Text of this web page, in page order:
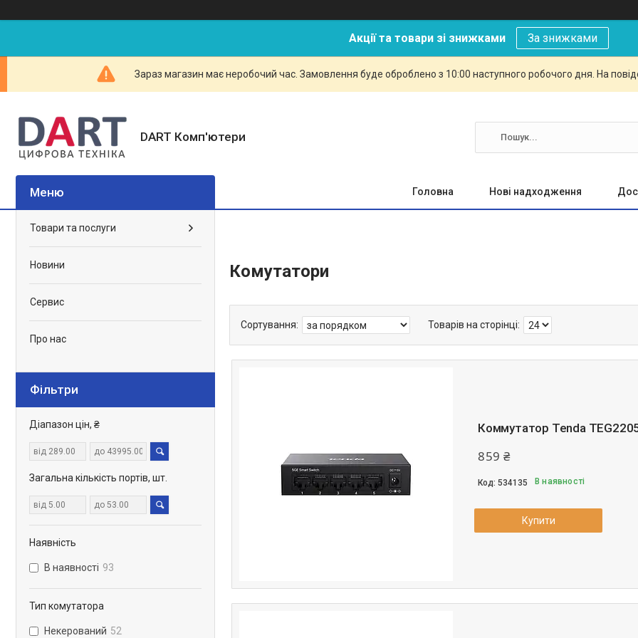
Акції та товари зі знижками За знижками
Зараз магазин має неробочий час. Замовлення буде оброблено з 10:00 наступного робочого дня. На
DART Комп'ютери
Головна Нові надходження
Комутатори
Коммутатор Tenda
859 ₴
534135 В наявності
Купити
Товари та послуги
Новини
Сервис
Про нас
Фільтри
Діапазон цін, ₴
Загальна кількість портів, шт.
Наявність
В наявності 93
Тип комутатора
Некерований 52